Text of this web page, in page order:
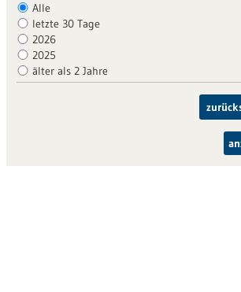
Alle
letzte 30 Tage
2026
2025
älter als 2 Jahre